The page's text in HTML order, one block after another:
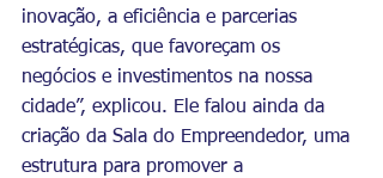
inovação, a eficiência e parcerias
estratégicas, que favoreçam os
negócios e investimentos na nossa
cidade”, explicou. Ele falou ainda da
criação da Sala do Empreendedor, uma
estrutura para promover a